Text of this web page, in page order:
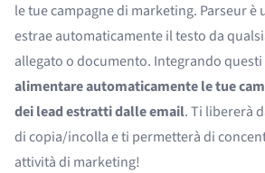
le tue campagne di marketing. Parseur è
estrae automaticamente il testo da
allegato o documento. Integrando
alimentare automaticamente le tue
dei lead estratti dalle email. Ti libererà
di copia/incolla e ti permetterà di
attività di marketing!